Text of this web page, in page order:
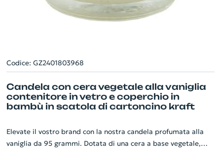
Codice: GZ2401803968
Candela con cera vegetale alla vaniglia
contenitore in vetro e coperchio in
bambù in scatola di cartoncino kraft
Elevate il vostro brand con la nostra candela profumata alla
vaniglia da 95 grammi. Dotata di una cera a base vegetale,